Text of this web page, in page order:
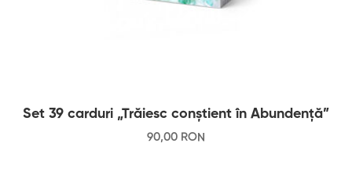
Set 39 carduri „Trăiesc conștient în Abundență”
90,00 RON